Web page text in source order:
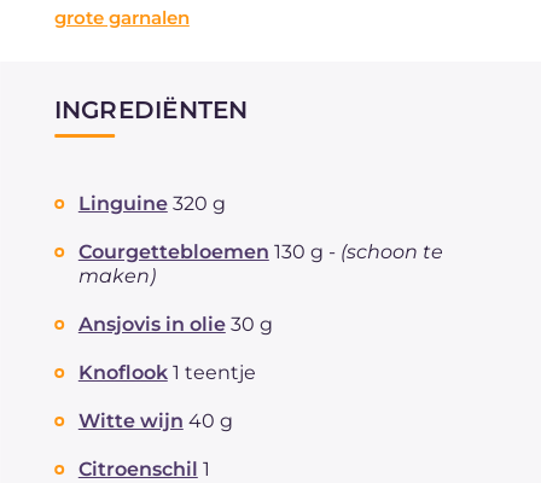
grote garnalen
INGREDIËNTEN
Linguine 320 g
Courgettebloemen 130 g - (schoon te
maken)
Ansjovis in olie 30 g
Knoflook 1 teentje
Witte wijn 40 g
Citroenschil 1